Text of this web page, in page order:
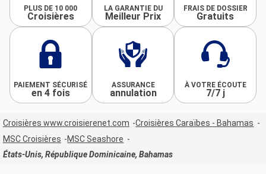
PLUS DE 10 000
Croisières
LA GARANTIE DU
Meilleur Prix
FRAIS DE DOSSIER
Gratuits
PAIEMENT SÉCURISÉ
en 4 fois
ASSURANCE
annulation
À VOTRE ÉCOUTE
7/7 j
Croisières www.croisierenet.com
Croisières Caraïbes - Bahamas
MSC Croisières
MSC Seashore
États-Unis, République Dominicaine, Bahamas